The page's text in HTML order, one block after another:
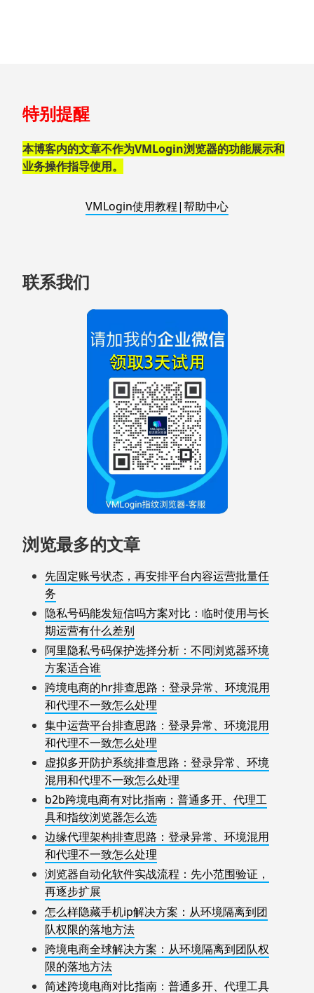
至
脚
特别提醒
本博客内的文章不作为VMLogin浏览器的功能展示和
业务操作指导使用。
VMLogin使用教程|帮助中心
联系我们
浏览最多的文章
先固定账号状态，再安排平台内容运营批量任
务
隐私号码能发短信吗方案对比：临时使用与长
期运营有什么差别
阿里隐私号码保护选择分析：不同浏览器环境
方案适合谁
跨境电商的hr排查思路：登录异常、环境混用
和代理不一致怎么处理
集中运营平台排查思路：登录异常、环境混用
和代理不一致怎么处理
虚拟多开防护系统排查思路：登录异常、环境
混用和代理不一致怎么处理
b2b跨境电商有对比指南：普通多开、代理工
具和指纹浏览器怎么选
边缘代理架构排查思路：登录异常、环境混用
和代理不一致怎么处理
浏览器自动化软件实战流程：先小范围验证，
再逐步扩展
怎么样隐藏手机ip解决方案：从环境隔离到团
队权限的落地方法
跨境电商全球解决方案：从环境隔离到团队权
限的落地方法
简述跨境电商对比指南：普通多开、代理工具